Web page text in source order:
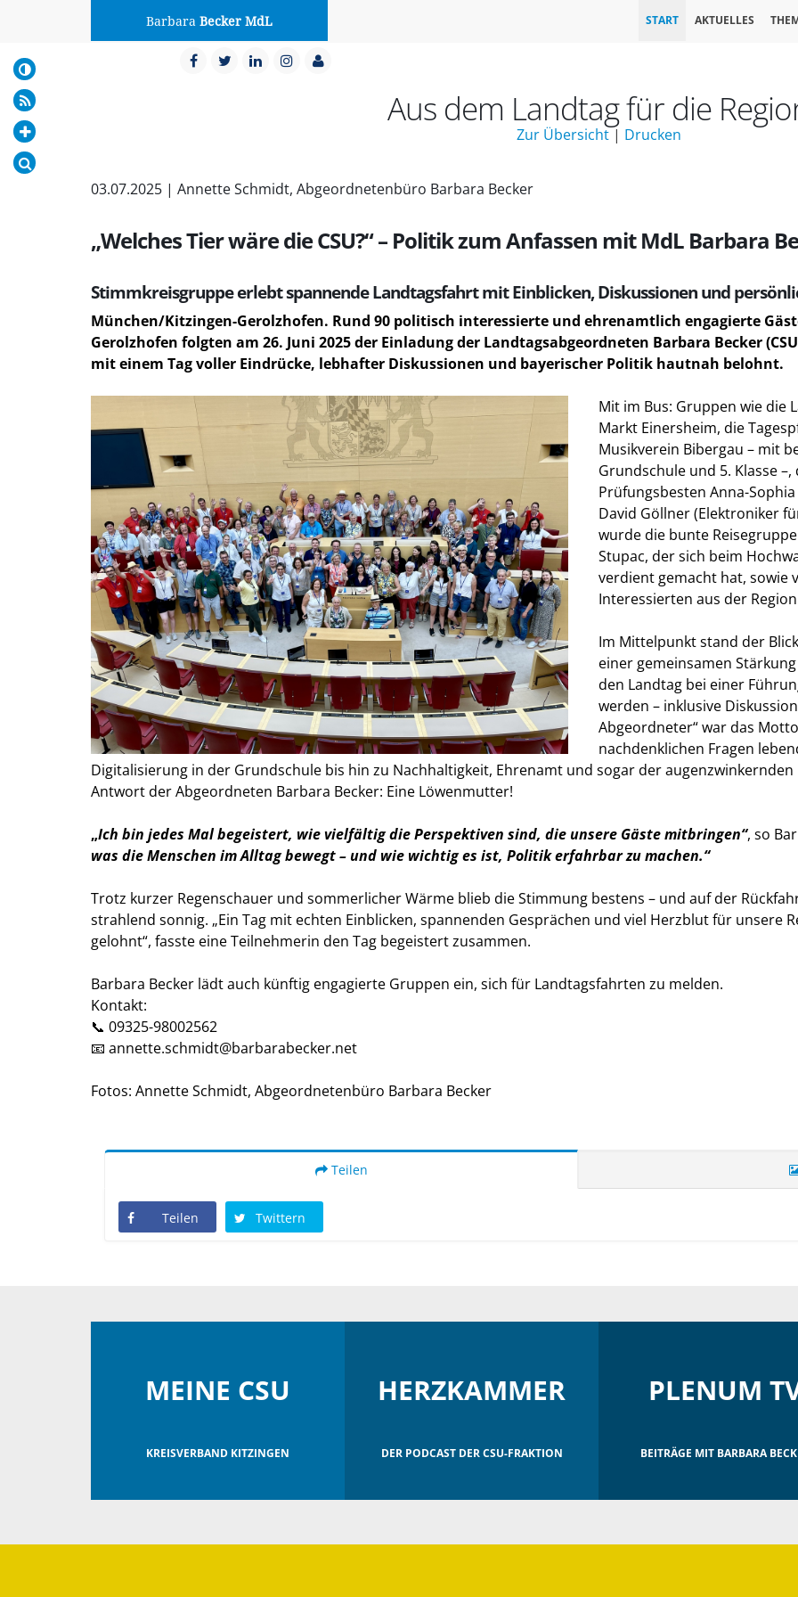
Barbara Becker MdL START AKTUELLES
Aus dem Landtag für die
Zur Übersicht| Drucken
03.07.2025 | Annette Schmidt, Abgeordnetenbüro Barbara Becker
Welches Tier wäre die CSU?“ – Politik zum Anfassen mit MdL Barbara
Stimmkreisgruppe erlebt spannende Landtagsfahrt mit Einblicken, Diskussionen und
München/Kitzingen-Gerolzhofen. Rund 90 politisch interessierte und ehrenamtlich engagierte
Gerolzhofen folgten am 26. Juni 2025 der Einladung der Landtagsabgeordneten Barbara Becker
mit einem Tag voller Eindrücke, lebhafter Diskussionen und bayerischer Politik hautnah belohnt.
Mit im Bus: Gruppen wie die
Markt Einersheim, die
Musikverein Bibergau – mit
Grundschule und 5. Klasse
Prüfungsbesten Anna-
David Göllner (Elektroniker
wurde die bunte
Stupac, der sich beim
verdient gemacht hat, sowie
Interessierten aus der
Im Mittelpunkt stand der
einer gemeinsamen
den Landtag bei einer
werden – inklusive
Abgeordneter“ war das
nachdenklichen Fragen
Digitalisierung in der Grundschule bis hin zu Nachhaltigkeit, Ehrenamt und sogar der augenzwinkernden
Antwort der Abgeordneten Barbara Becker: Eine Löwenmutter!
Ich bin jedes Mal begeistert, wie vielfältig die Perspektiven sind, die unsere Gäste mitbringen“, so
was die Menschen im Alltag bewegt – und wie wichtig es ist, Politik erfahrbar zu machen.“
Trotz kurzer Regenschauer und sommerlicher Wärme blieb die Stimmung bestens – und auf der
strahlend sonnig. „Ein Tag mit echten Einblicken, spannenden Gesprächen und viel Herzblut für unsere
gelohnt“, fasste eine Teilnehmerin den Tag begeistert zusammen.
Barbara Becker lädt auch künftig engagierte Gruppen ein, sich für Landtagsfahrten zu melden.
Kontakt:
📞 09325-98002562
📧 annette.schmidt@barbarabecker.net
Fotos: Annette Schmidt, Abgeordnetenbüro Barbara Becker
Teilen
Teilen Twittern
MEINE CSU
KREISVERBAND KITZINGEN
HERZKAMMER
DER PODCAST DER CSU-FRAKTION
PLENUM
BEITRÄGE MIT BARBARA